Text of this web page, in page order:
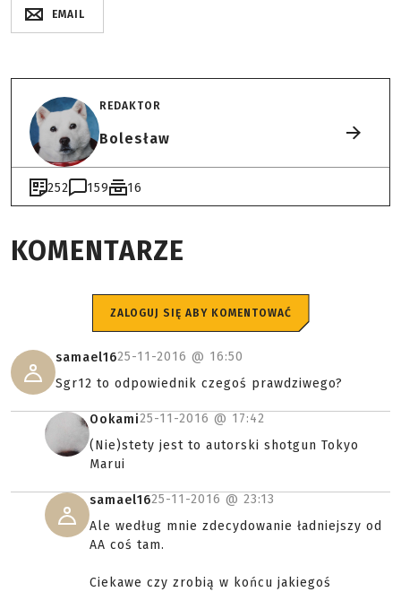
EMAIL
REDAKTOR
Bolesław
252 159 16
KOMENTARZE
ZALOGUJ SIĘ ABY KOMENTOWAĆ
samael1625-11-2016 @ 16:50
Sgr12 to odpowiednik czegoś prawdziwego?
Ookami25-11-2016 @ 17:42
(Nie)stety jest to autorski shotgun Tokyo
Marui
samael1625-11-2016 @ 23:13
Ale według mnie zdecydowanie ładniejszy od
AA coś tam.
Ciekawe czy zrobią w końcu jakiegoś